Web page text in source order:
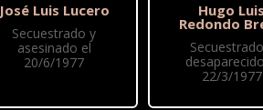
José Luis Lucero
Secuestrado y
asesinado el
20/6/1977
Hugo Luis
Redondo
22/3/1977